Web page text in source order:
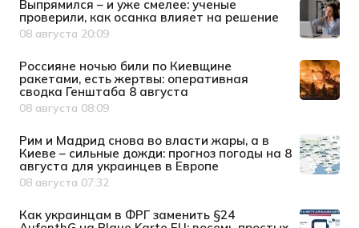
Выпрямился – и уже смелее: ученые
проверили, как осанка влияет на решение
Дата публикации
08 августа 20:09
Россияне ночью били по Киевщине
ракетами, есть жертвы: оперативная
сводка Генштаба 8 августа
Дата публикации
08 августа 08:09
Рим и Мадрид снова во власти жары, а в
Киеве – сильные дожди: прогноз погоды на 8
августа для украинцев в Европе
Дата публикации
08 августа 07:32
Как украинцам в ФРГ заменить §24